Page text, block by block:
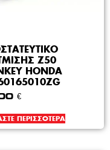
Z50
HONDA
€
ΠΕΡΙΣΣΌΤΕΡΑ